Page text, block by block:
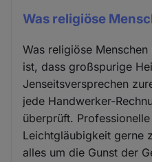
Was religiöse
Was religiöse
ist, dass großspurige
Jenseitsversprechen
jede Handwerker-
überprüft.
Leichtgläubigkeit gerne
alles um die Gunst der